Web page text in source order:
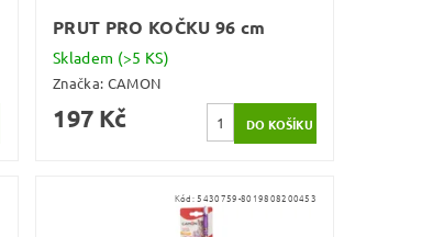
PRUT PRO KOČKU 96 cm
Skladem (>5 KS)
Značka: CAMON
197 Kč
Kód:5430759-8019808200453